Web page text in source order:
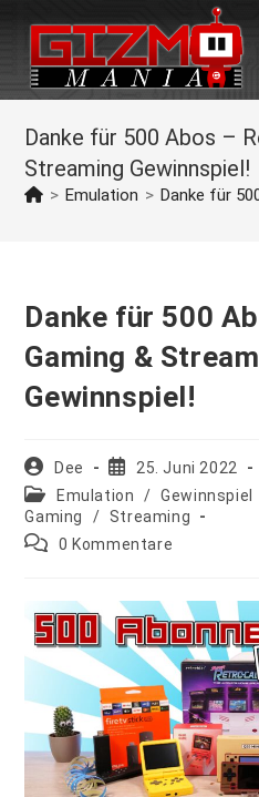
springen
Danke für 500 Abos –
Streaming Gewinnspiel!
> Emulation > Danke für
Danke für 500
Gaming &
Gewinnspiel!
Beitrags-
Autor:
Dee
Beitrag
veröffentlicht:
25. Juni 2022
Beitrags-
Kategorie:
Emulation / Gewinnspiel
Gaming
/ Streaming
Beitrags-0 Kommentare